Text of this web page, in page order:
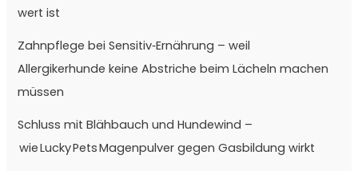
wert ist
Zahnpflege bei Sensitiv‑Ernährung – weil
Allergikerhunde keine Abstriche beim Lächeln machen
müssen
Schluss mit Blähbauch und Hundewind –
wie Lucky Pets Magenpulver gegen Gasbildung wirkt